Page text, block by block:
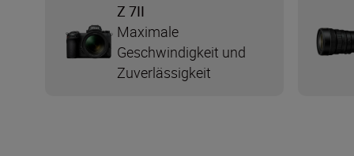
Z 7II
Maximale
Geschwindigkeit und
Zuverlässigkeit